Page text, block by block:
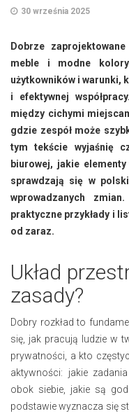
30 września 2025
Dobrze
meble i modne
użytkowników i warunki,
i efektywnej
między cichymi
gdzie zespół może
tym tekście wyjaśnię
biurowej, jakie
sprawdzają się w
wprowadzanych
praktyczne przykłady i
od zaraz.
Układ
zasady?
Dobry rozkład to
się, jak pracują ludzie w
prywatności, a kto
aktywności: jakie
obok siebie, jakie są
podstawie wyznacza się